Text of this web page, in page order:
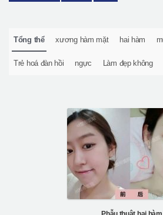
Tổng thể xương hàm mặt hai hàm
Trẻ hoá đàn hồi ngực Làm đẹp không